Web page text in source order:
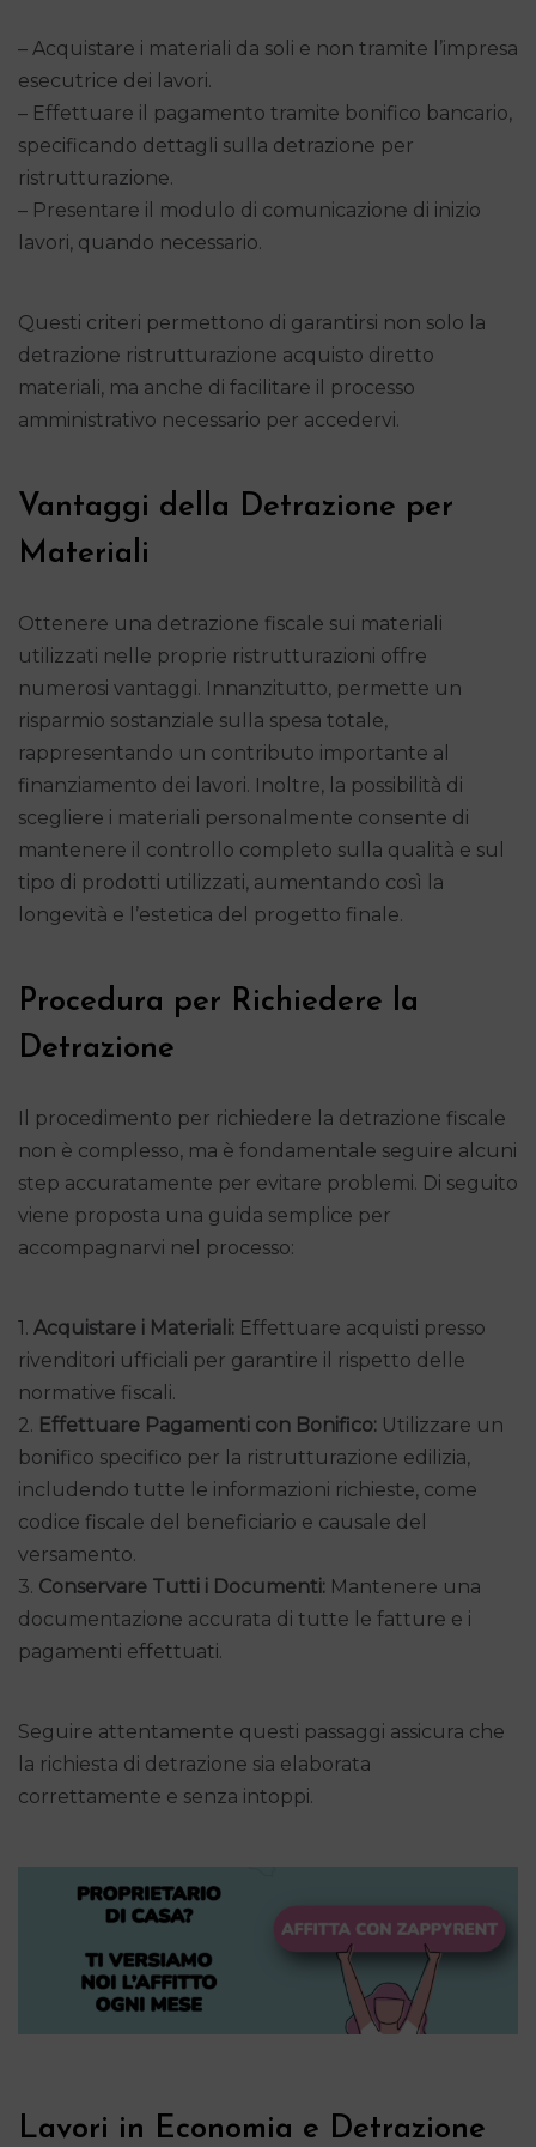
– Acquistare i materiali da soli e non tramite l’impresa
esecutrice dei lavori.
– Effettuare il pagamento tramite bonifico bancario,
specificando dettagli sulla detrazione per
ristrutturazione.
– Presentare il modulo di comunicazione di inizio
lavori, quando necessario.
Questi criteri permettono di garantirsi non solo la
detrazione ristrutturazione acquisto diretto
materiali, ma anche di facilitare il processo
amministrativo necessario per accedervi.
Vantaggi della Detrazione per
Materiali
Ottenere una detrazione fiscale sui materiali
utilizzati nelle proprie ristrutturazioni offre
numerosi vantaggi. Innanzitutto, permette un
risparmio sostanziale sulla spesa totale,
rappresentando un contributo importante al
finanziamento dei lavori. Inoltre, la possibilità di
scegliere i materiali personalmente consente di
mantenere il controllo completo sulla qualità e sul
tipo di prodotti utilizzati, aumentando così la
longevità e l’estetica del progetto finale.
Procedura per Richiedere la
Detrazione
Il procedimento per richiedere la detrazione fiscale
non è complesso, ma è fondamentale seguire alcuni
step accuratamente per evitare problemi. Di seguito
viene proposta una guida semplice per
accompagnarvi nel processo:
1. Acquistare i Materiali: Effettuare acquisti presso
rivenditori ufficiali per garantire il rispetto delle
normative fiscali.
2. Effettuare Pagamenti con Bonifico: Utilizzare un
bonifico specifico per la ristrutturazione edilizia,
includendo tutte le informazioni richieste, come
codice fiscale del beneficiario e causale del
versamento.
3. Conservare Tutti i Documenti: Mantenere una
documentazione accurata di tutte le fatture e i
pagamenti effettuati.
Seguire attentamente questi passaggi assicura che
la richiesta di detrazione sia elaborata
correttamente e senza intoppi.
Lavori in Economia e Detrazione